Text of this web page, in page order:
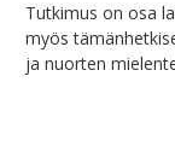
Tutkimus on osa
myös
ja nuorten